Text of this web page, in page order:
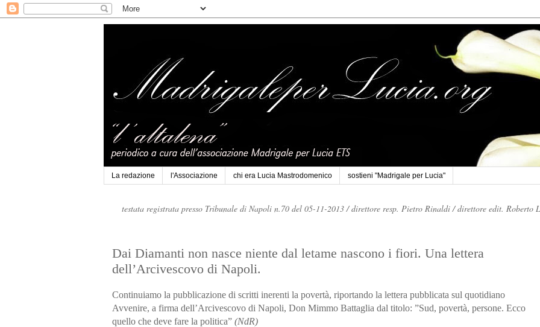
La redazione l'Associazione chi era Lucia Mastrodomenico sostieni "Madrigale per Lucia"
testata registrata presso Tribunale di Napoli n.70 del 05-11-2013 /direttore resp. Pietro Rinaldi /direttore edit. Roberto
Dai Diamanti non nasce niente dal letame nascono i fiori. Una lettera
dell’Arcivescovo di Napoli.
Continuiamo la pubblicazione di scritti inerenti la povertà, riportando la lettera pubblicata sul quotidiano
Avvenire, a firma dell’Arcivescovo di Napoli, Don Mimmo Battaglia dal titolo: ”Sud, povertà, persone. Ecco
quello che deve fare la politica” (NdR)